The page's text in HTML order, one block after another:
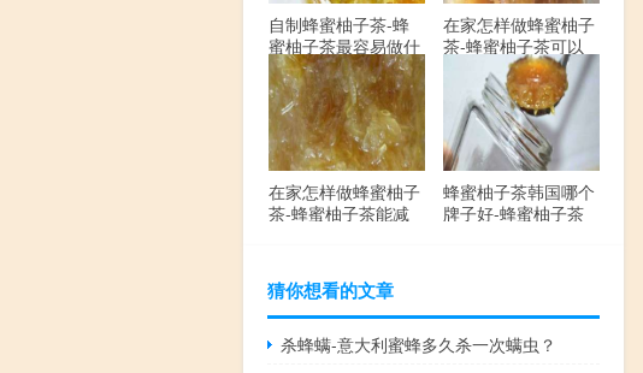
自制蜂蜜柚子茶-蜂
蜜柚子茶最容易做什
么？
在家怎样做蜂蜜柚子
茶-蜂蜜柚子茶可以
解酒吗？
在家怎样做蜂蜜柚子
茶-蜂蜜柚子茶能减
蜂蜜柚子茶韩国哪个
牌子好-蜂蜜柚子茶
猜你想看的文章
杀蜂螨-意大利蜜蜂多久杀一次螨虫？